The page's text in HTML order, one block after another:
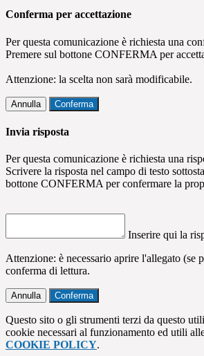
Conferma per accettazione
Per questa comunicazione è richiesta una
Premere sul bottone CONFERMA per
Attenzione: la scelta non sarà modificabile.
Annulla Conferma
Invia risposta
Per questa comunicazione è richiesta una
Scrivere la risposta nel campo di testo
bottone CONFERMA per confermare la
Inserire qui la
Attenzione: è necessario aprire l'allegato (se
conferma di lettura.
Annulla Conferma
Questo sito o gli strumenti terzi da questo
cookie necessari al funzionamento ed utili
COOKIE POLICY.